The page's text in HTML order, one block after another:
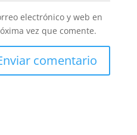
electrónico y web en
vez que comente.